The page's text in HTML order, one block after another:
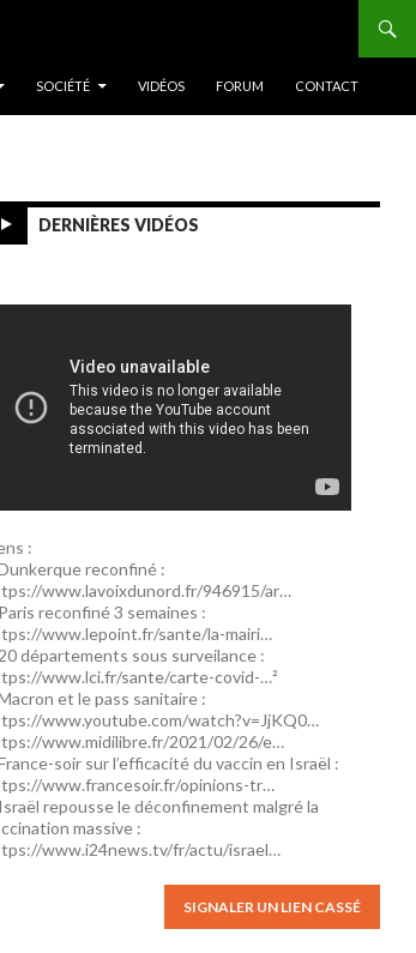
SOCIÉTÉ VIDÉOS FORUM CONTACT
DERNIÈRES VIDÉOS
:
reconfiné :
www.lavoixdunord.fr/946915/ar…
reconfiné 3 semaines :
www.lepoint.fr/sante/la-mairi…
départements sous surveilance :
www.lci.fr/sante/carte-covid-…²
et le pass sanitaire :
www.youtube.com/watch?v=JjKQ0…
www.midilibre.fr/2021/02/26/e…
soir sur l’efficacité du vaccin en Israël :
www.francesoir.fr/opinions-tr…
repousse le déconfinement malgré la
massive :
www.i24news.tv/fr/actu/israel…
SIGNALER UN LIEN CASSÉ